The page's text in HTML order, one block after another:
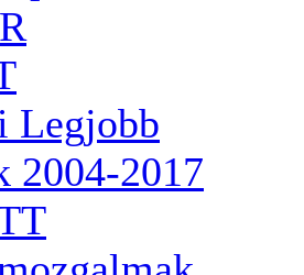
Legjobb
2004-2017